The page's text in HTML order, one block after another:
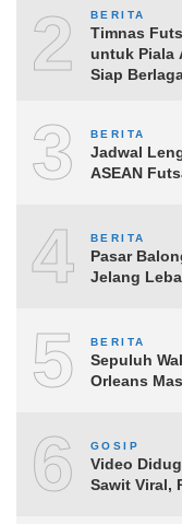
2 BERITA
Timnas
untuk Piala
Siap
3 BERITA
Jadwal
ASEAN
4 BERITA
Pasar
Jelang
5 BERITA
Sepuluh
Orleans
6 GOSIP
Video
Sawit Viral,